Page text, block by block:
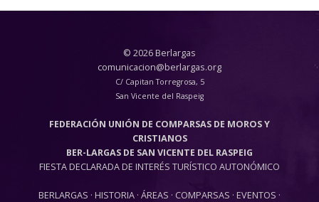
© 2026 Berlargas
comunicacion@berlargas.org
C/ Capitan Torregrosa, 5
San Vicente del Raspeig
FEDERACIÓN UNIÓN DE COMPARSAS DE MOROS Y
CRISTIANOS
BER-LARGAS DE SAN VICENTE DEL RASPEIG
FIESTA DECLARADA DE INTERÉS TURÍSTICO AUTONÓMICO
BERLARGAS · HISTORIA · ÁREAS · COMPARSAS · EVENTOS ·